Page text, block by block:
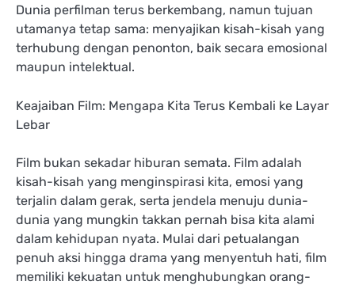
Dunia perfilman terus berkembang, namun tujuan
utamanya tetap sama: menyajikan kisah-kisah yang
terhubung dengan penonton, baik secara emosional
maupun intelektual.
Keajaiban Film: Mengapa Kita Terus Kembali ke Layar
Lebar
Film bukan sekadar hiburan semata. Film adalah
kisah-kisah yang menginspirasi kita, emosi yang
terjalin dalam gerak, serta jendela menuju dunia-
dunia yang mungkin takkan pernah bisa kita alami
dalam kehidupan nyata. Mulai dari petualangan
penuh aksi hingga drama yang menyentuh hati, film
memiliki kekuatan untuk menghubungkan orang-